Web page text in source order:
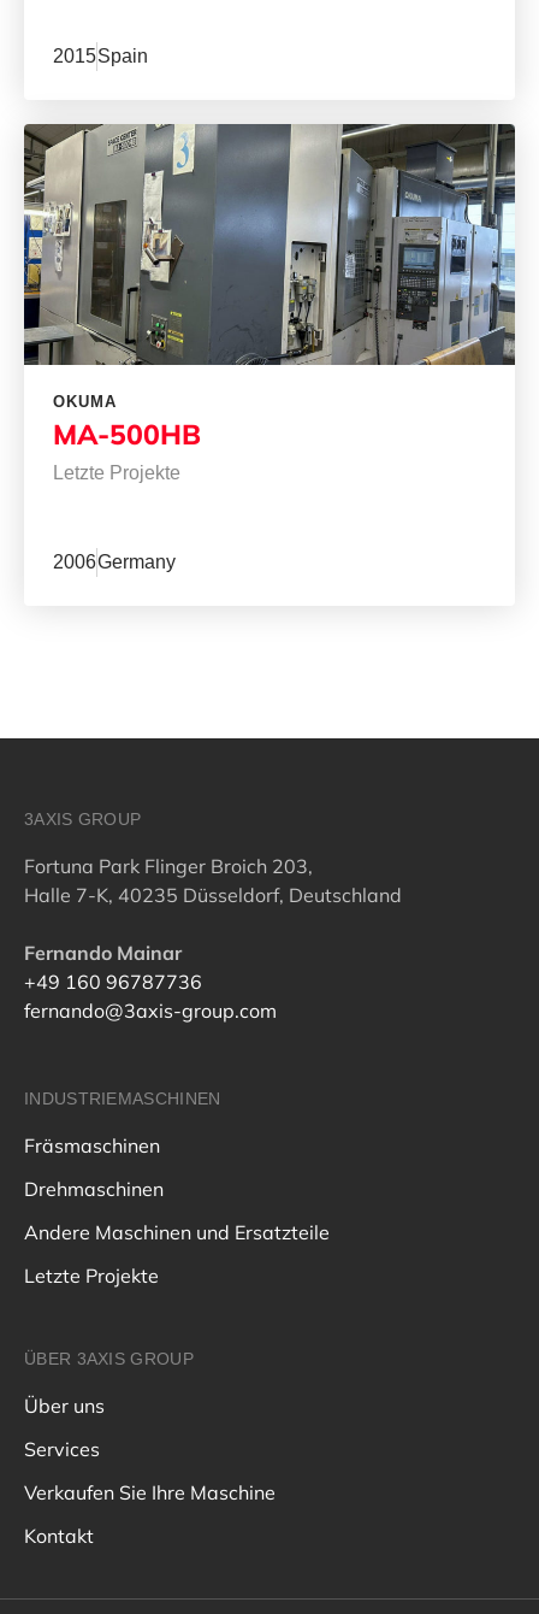
2015Spain
OKUMA
MA-500HB
Letzte Projekte
2006Germany
3AXIS GROUP
Fortuna Park Flinger Broich 203,
Halle 7-K, 40235 Düsseldorf, Deutschland
Fernando Mainar
+49 160 96787736
fernando@3axis-group.com
INDUSTRIEMASCHINEN
Fräsmaschinen
Drehmaschinen
Andere Maschinen und Ersatzteile
Letzte Projekte
ÜBER 3AXIS GROUP
Über uns
Services
Verkaufen Sie Ihre Maschine
Kontakt